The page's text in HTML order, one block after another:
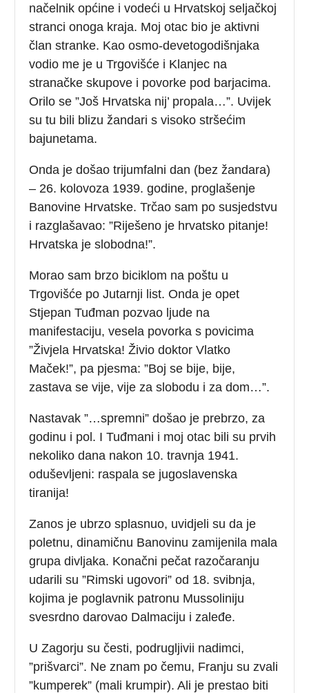
načelnik općine i vodeći u Hrvatskoj seljačkoj
stranci onoga kraja. Moj otac bio je aktivni
član stranke. Kao osmo-devetogodišnjaka
vodio me je u Trgovišće i Klanjec na
stranačke skupove i povorke pod barjacima.
Orilo se ”Još Hrvatska nij’ propala…”. Uvijek
su tu bili blizu žandari s visoko stršećim
bajunetama.
Onda je došao trijumfalni dan (bez žandara)
– 26. kolovoza 1939. godine, proglašenje
Banovine Hrvatske. Trčao sam po susjedstvu
i razglašavao: ”Riješeno je hrvatsko pitanje!
Hrvatska je slobodna!”.
Morao sam brzo biciklom na poštu u
Trgovišće po Jutarnji list. Onda je opet
Stjepan Tuđman pozvao ljude na
manifestaciju, vesela povorka s povicima
”Živjela Hrvatska! Živio doktor Vlatko
Maček!”, pa pjesma: ”Boj se bije, bije,
zastava se vije, vije za slobodu i za dom…”.
Nastavak ”…spremni” došao je prebrzo, za
godinu i pol. I Tuđmani i moj otac bili su prvih
nekoliko dana nakon 10. travnja 1941.
oduševljeni: raspala se jugoslavenska
tiranija!
Zanos je ubrzo splasnuo, uvidjeli su da je
poletnu, dinamičnu Banovinu zamijenila mala
grupa divljaka. Konačni pečat razočaranju
udarili su ”Rimski ugovori” od 18. svibnja,
kojima je poglavnik patronu Mussoliniju
svesrdno darovao Dalmaciju i zaleđe.
U Zagorju su česti, podrugljivii nadimci,
”prišvarci”. Ne znam po čemu, Franju su zvali
”kumperek” (mali krumpir). Ali je prestao biti